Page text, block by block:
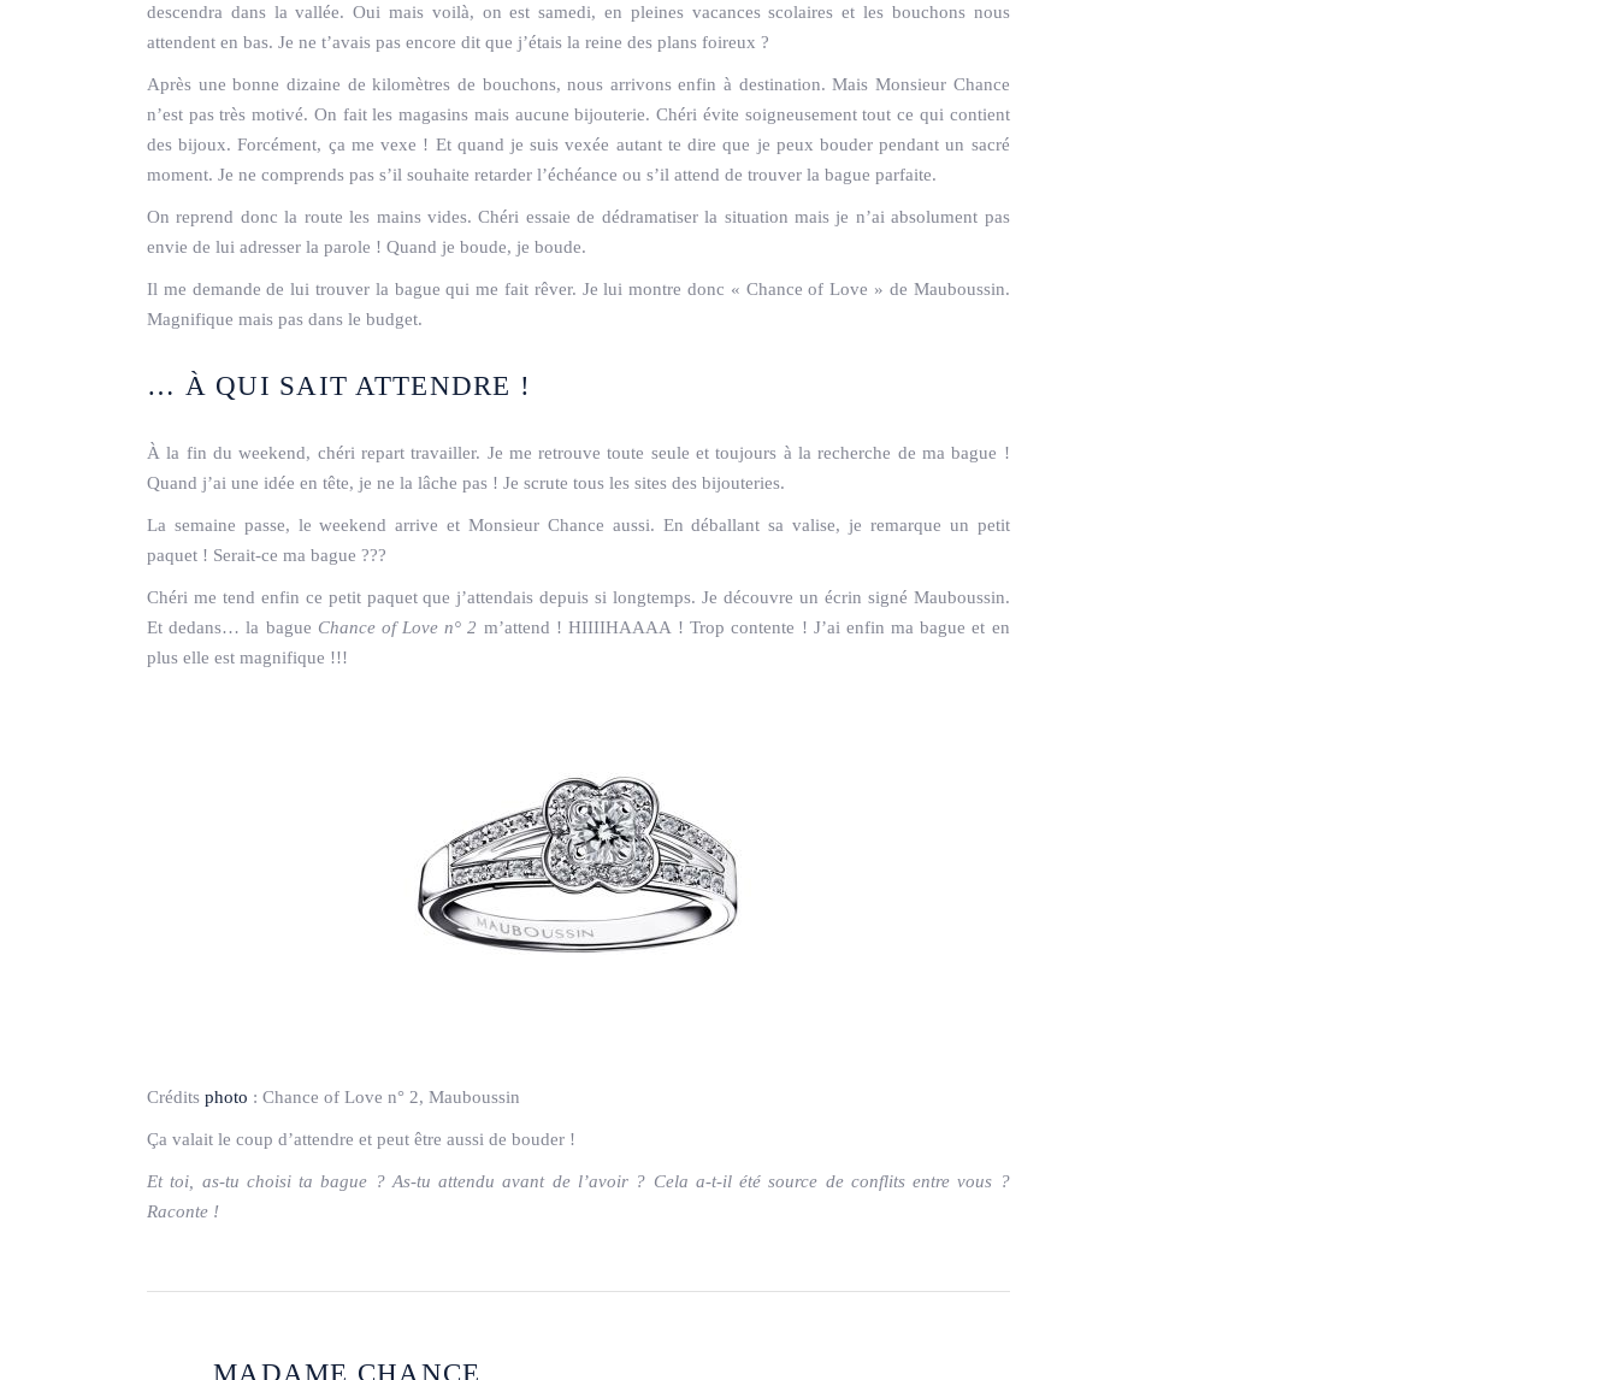
descendra dans la vallée. Oui mais voilà, on est samedi, en pleines vacances scolaires et les bouchons nous
attendent en bas. Je ne t’avais pas encore dit que j’étais la reine des plans foireux ?
Après une bonne dizaine de kilomètres de bouchons, nous arrivons enfin à destination. Mais Monsieur Chance
n’est pas très motivé. On fait les magasins mais aucune bijouterie. Chéri évite soigneusement tout ce qui contient
des bijoux. Forcément, ça me vexe ! Et quand je suis vexée autant te dire que je peux bouder pendant un sacré
moment. Je ne comprends pas s’il souhaite retarder l’échéance ou s’il attend de trouver la bague parfaite.
On reprend donc la route les mains vides. Chéri essaie de dédramatiser la situation mais je n’ai absolument pas
envie de lui adresser la parole ! Quand je boude, je boude.
Il me demande de lui trouver la bague qui me fait rêver. Je lui montre donc « Chance of Love » de Mauboussin.
Magnifique mais pas dans le budget.
… À QUI SAIT ATTENDRE !
À la fin du weekend, chéri repart travailler. Je me retrouve toute seule et toujours à la recherche de ma bague !
Quand j’ai une idée en tête, je ne la lâche pas ! Je scrute tous les sites des bijouteries.
La semaine passe, le weekend arrive et Monsieur Chance aussi. En déballant sa valise, je remarque un petit
paquet ! Serait-ce ma bague ???
Chéri me tend enfin ce petit paquet que j’attendais depuis si longtemps. Je découvre un écrin signé Mauboussin.
Et dedans… la bague Chance of Love n° 2 m’attend ! HIIIIHAAAA ! Trop contente ! J’ai enfin ma bague et en
plus elle est magnifique !!!
Crédits photo : Chance of Love n° 2, Mauboussin
Ça valait le coup d’attendre et peut être aussi de bouder !
Et toi, as-tu choisi ta bague ? As-tu attendu avant de l’avoir ? Cela a-t-il été source de conflits entre vous ?
Raconte !
MADAME CHANCE